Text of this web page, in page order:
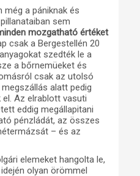
a pániknak és
sem
mozgatható értéket
csak a Bergestellén 20
szedték le a
a bőrnemüeket és
csak az utolsó
alatt pedig
Az elrablott vasuti
eddig megállapitani
pénzládát, az összes
– és az
elemeket hangolta le,
olyan örömmel